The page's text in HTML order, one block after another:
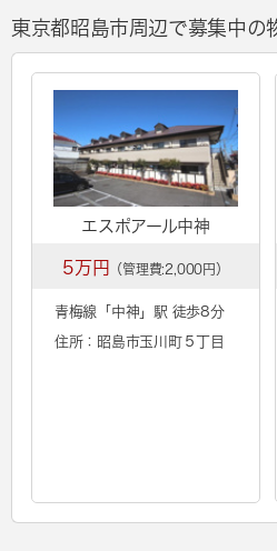
東京都昭島市周辺で募集中の
エスポアール中神
5万円 （管理費:2,000円）
青梅線「 中神 」駅 徒歩8分
住所：昭島市玉川町５丁目